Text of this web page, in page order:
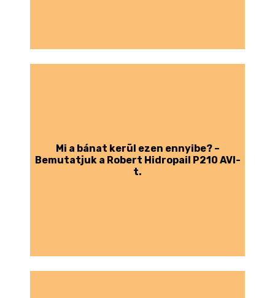
Mi a bánat kerül ezen ennyibe? –
Bemutatjuk a Robert Hidropail P210 AVI-
t.